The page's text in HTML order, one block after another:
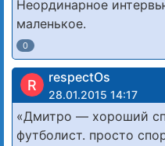
Неординарное
маленькое.
0
R respectOs
28.01.2015 14:17
«Дмитро — хороший
футболист. просто